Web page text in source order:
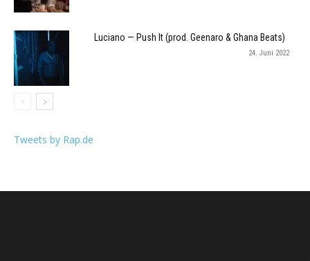
Luciano — Push It (prod. Geenaro & Ghana Beats)
24. Juni 2022
Tweets by Rap.de